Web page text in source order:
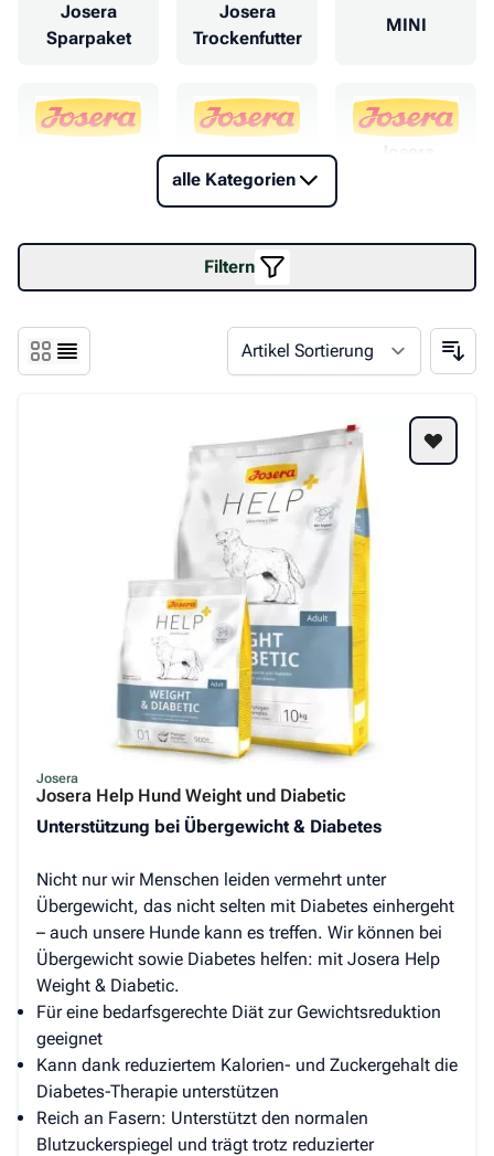
Josera
Sparpaket
Josera
Trockenfutter
MINI
alle Kategorien
Filtern
Josera
Josera Help Hund Weight und Diabetic
Unterstützung bei Übergewicht & Diabetes
Nicht nur wir Menschen leiden vermehrt unter
Übergewicht, das nicht selten mit Diabetes einhergeht
– auch unsere Hunde kann es treffen. Wir können bei
Übergewicht sowie Diabetes helfen: mit Josera Help
Weight & Diabetic.
Für eine bedarfsgerechte Diät zur Gewichtsreduktion
geeignet
Kann dank reduziertem Kalorien- und Zuckergehalt die
Diabetes-Therapie unterstützen
Reich an Fasern: Unterstützt den normalen
Blutzuckerspiegel und trägt trotz reduzierter